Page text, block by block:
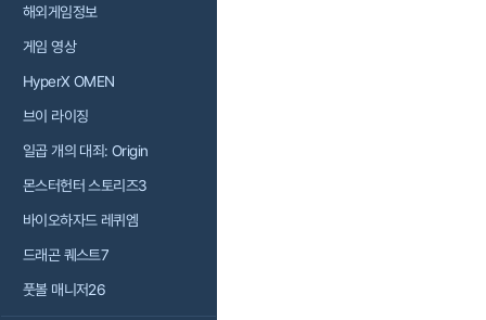
해외게임정보
게임 영상
HyperX OMEN
브이 라이징
일곱 개의 대죄: Origin
몬스터헌터 스토리즈3
바이오하자드 레퀴엠
드래곤 퀘스트7
풋볼 매니저26